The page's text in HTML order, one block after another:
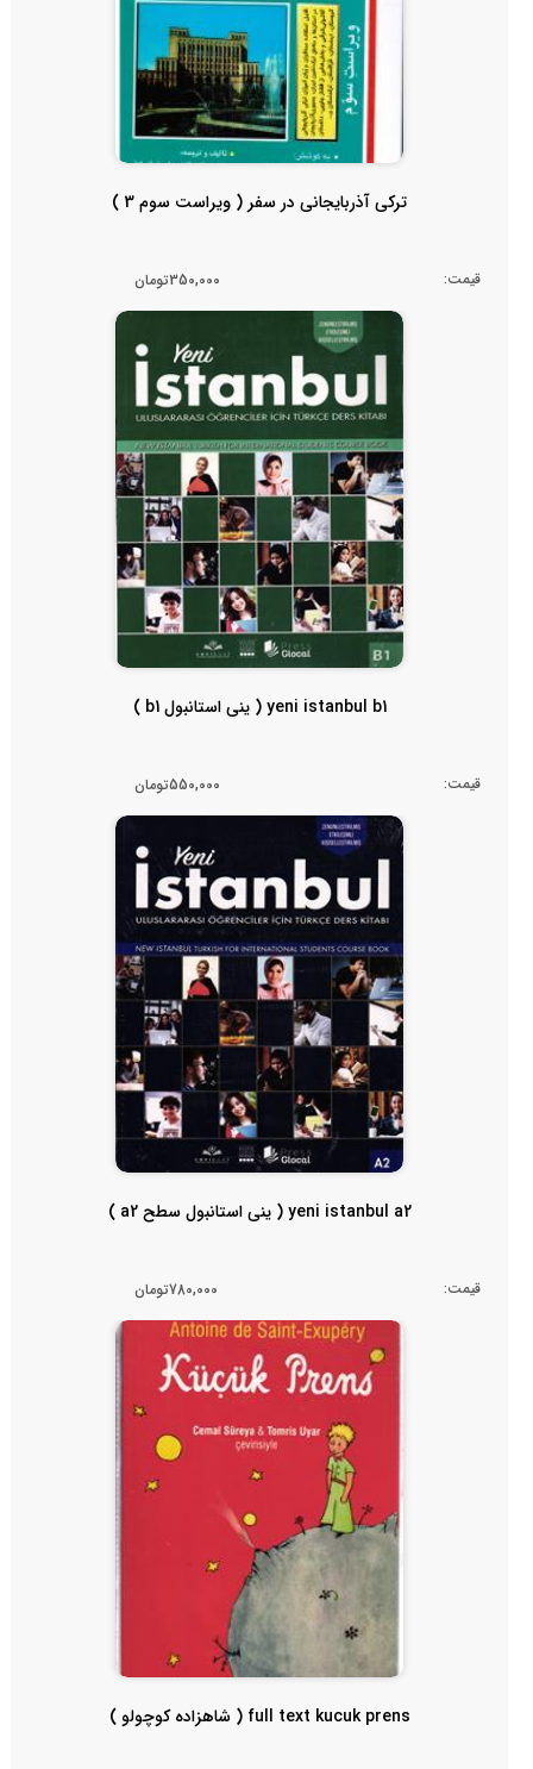
ترکی آذربایجانی در سفر ( ویراست سوم 3 )
قیمت: 350,000تومان
yeni istanbul b1 ( ینی استانبول b1 )
قیمت: 550,000تومان
yeni istanbul a2 ( ینی استانبول سطح a2 )
قیمت: 780,000تومان
full text kucuk prens ( شاهزاده کوچولو )